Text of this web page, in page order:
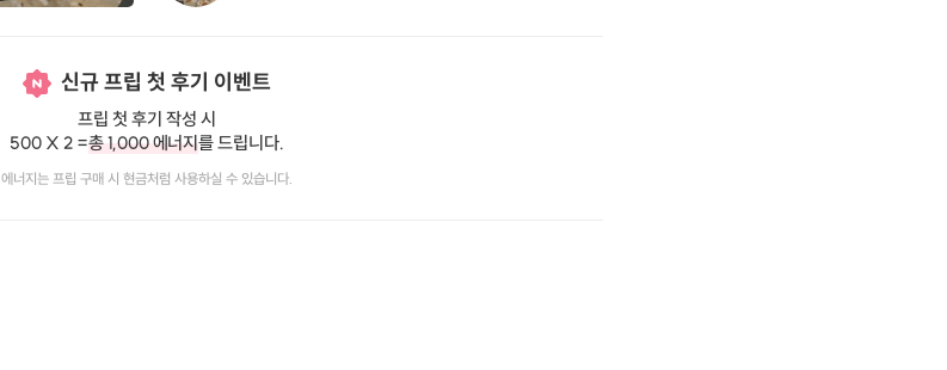
신규 프립 첫 후기 이벤트
프립 첫 후기 작성 시
500 X 2 =총 1,000 에너지를 드립니다.
에너지는 프립 구매 시 현금처럼 사용하실 수 있습니다.